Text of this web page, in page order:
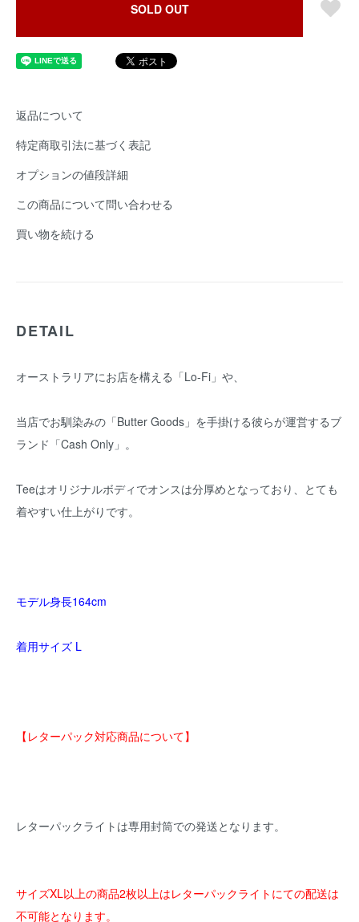
SOLD OUT
返品について
特定商取引法に基づく表記
オプションの値段詳細
この商品について問い合わせる
買い物を続ける
DETAIL
オーストラリアにお店を構える「Lo-Fi」や、
当店でお馴染みの「Butter Goods」を手掛ける彼らが運営するブ
ランド「Cash Only」。
Teeはオリジナルボディでオンスは分厚めとなっており、とても
着やすい仕上がりです。
モデル身長164cm
着用サイズ L
【レターパック対応商品について】
レターパックライトは専用封筒での発送となります。
サイズXL以上の商品2枚以上はレターパックライトにての配送は
不可能となります。